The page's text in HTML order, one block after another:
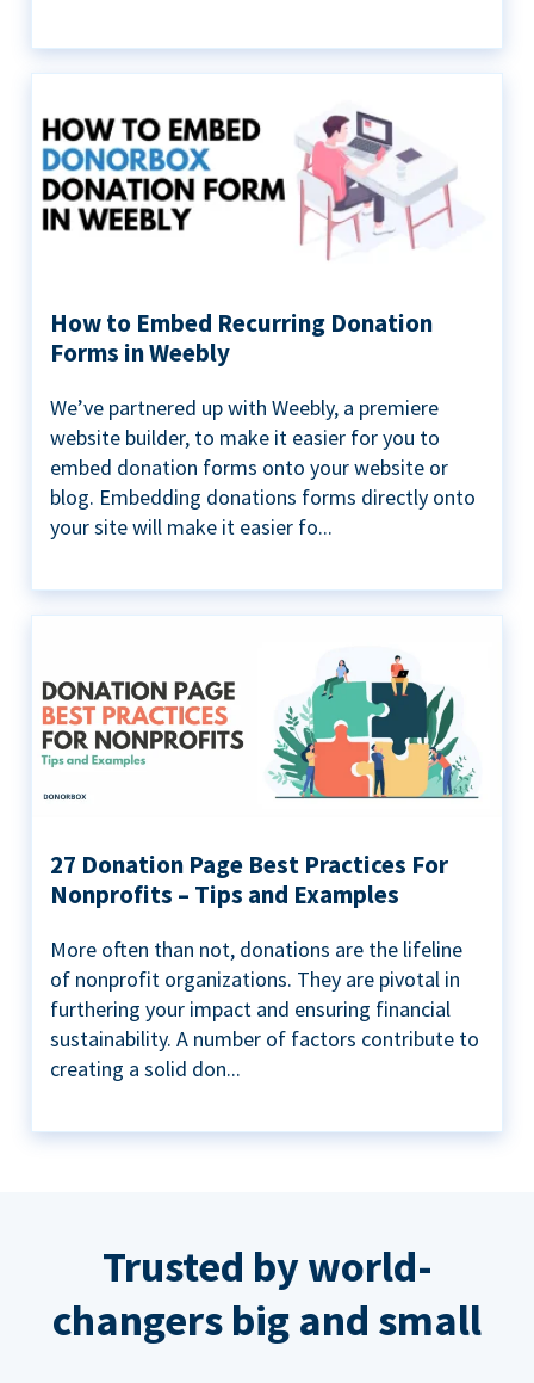
How to Embed Recurring Donation
Forms in Weebly
We’ve partnered up with Weebly, a premiere
website builder, to make it easier for you to
embed donation forms onto your website or
blog. Embedding donations forms directly onto
your site will make it easier fo...
27 Donation Page Best Practices For
Nonprofits – Tips and Examples
More often than not, donations are the lifeline
of nonprofit organizations. They are pivotal in
furthering your impact and ensuring financial
sustainability. A number of factors contribute to
creating a solid don...
Trusted by world-
changers big and small